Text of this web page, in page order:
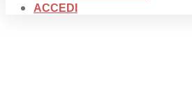
ACCEDI